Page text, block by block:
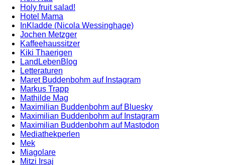
Holy fruit salad!
Hotel Mama
InKladde (Nicola Wessinghage)
Jochen Metzger
Kaffeehaussitzer
Kiki Thaerigen
LandLebenBlog
Letteraturen
Maret Buddenbohm auf Instagram
Markus Trapp
Mathilde Mag
Maximilian Buddenbohm auf Bluesky
Maximilian Buddenbohm auf Instagram
Maximilian Buddenbohm auf Mastodon
Mediathekperlen
Mek
Miagolare
Mitzi Irsaj